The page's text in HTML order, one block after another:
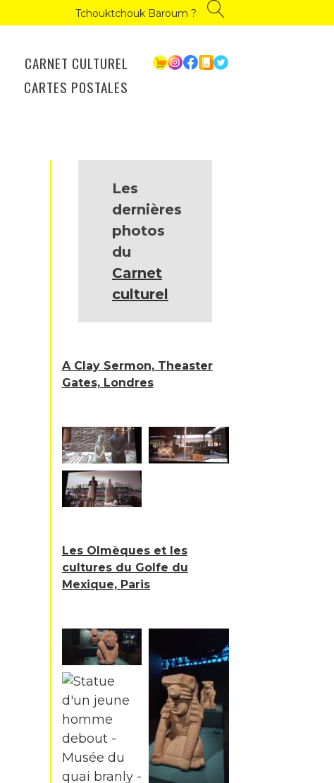
Tchouktchouk Baroum ?
CARNET CULTUREL
CARTES POSTALES
Les
dernières
photos
du
Carnet
culturel
A Clay Sermon, Theaster
Gates, Londres
Les Olmèques et les
cultures du Golfe du
Mexique, Paris